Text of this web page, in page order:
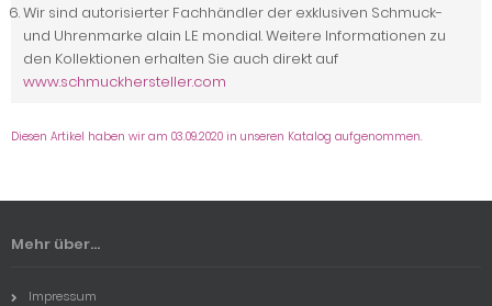
Wir sind autorisierter Fachhändler der exklusiven Schmuck-
und Uhrenmarke alain LE mondial. Weitere Informationen zu
den Kollektionen erhalten Sie auch direkt auf
www.schmuckhersteller.com
Diesen Artikel haben wir am 03.09.2020 in unseren Katalog aufgenommen.
Mehr über...
Impressum